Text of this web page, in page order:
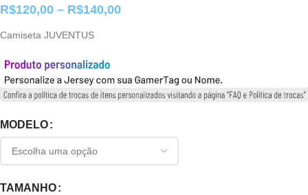
R$120,00 – R$140,00
Camiseta JUVENTUS
MODELO
TAMANHO